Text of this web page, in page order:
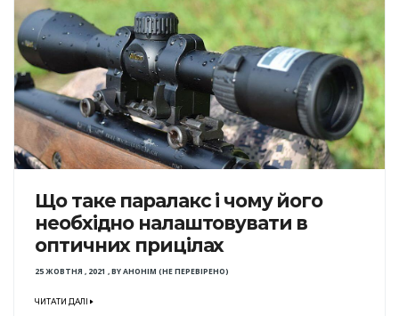
Що таке паралакс і чому його
необхідно налаштовувати в
оптичних прицілах
25 ЖОВТНЯ , 2021 ,BYАНОНІМ (НЕ ПЕРЕВІРЕНО)
ЧИТАТИ ДАЛІ